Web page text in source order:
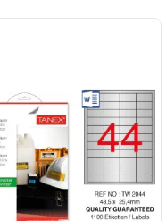
900 TL Üzeri Kargo Ücretsiz